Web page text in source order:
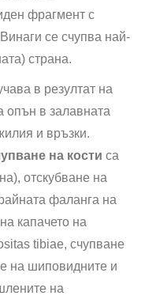
фрагмент с
се счупва най-
страна.
в резултат на
опън в залавната
и връзки.
на кости са
отскубване на
фаланга на
капачето на
tibiae, счупване
на шиповидните и
на